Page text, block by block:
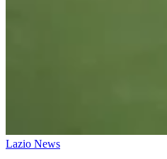
Lazio News